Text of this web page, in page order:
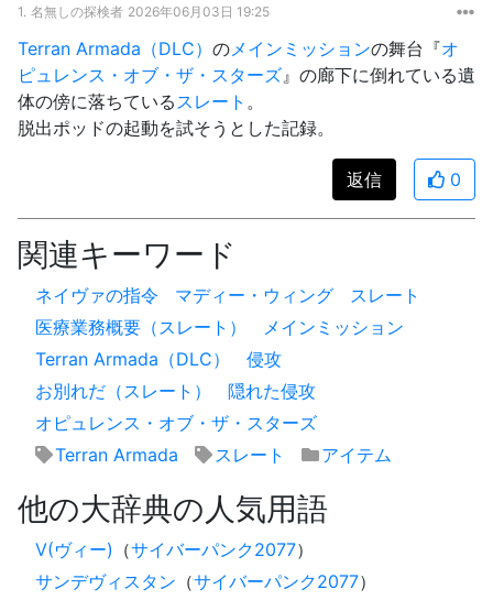
1. 名無しの探検者 2026年06月03日 19:25
Terran Armada（DLC） の メインミッションの舞台『オ
ピュレンス・オブ・ザ・スターズ 』の廊下に倒れている遺
体の傍に落ちている スレート 。
脱出ポッドの起動を試そうとした記録。
返信 0
関連キーワード
ネイヴァの指令 マディー・ウィング
スレート
医療業務概要（スレート）
メインミッション
Terran Armada（DLC）
侵攻
お別れだ（スレート）
隠れた侵攻
オピュレンス・オブ・ザ・スターズ
Terran Armada
スレート アイテム
他の大辞典の人気用語
V(ヴィー) （サイバーパンク2077）
サンデヴィスタン （サイバーパンク2077）